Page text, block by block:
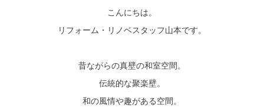
こんにちは。
リフォーム・リノベスタッフ山本です。
昔ながらの真壁の和室空間。
伝統的な聚楽壁。
和の風情や趣がある空間。